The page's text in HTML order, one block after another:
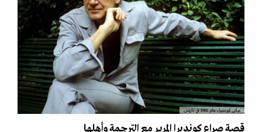
ميلان كونديرا، عام 1982 في باريس.
قصة صراع كونديرا المرير مع الترجمة وأهلها